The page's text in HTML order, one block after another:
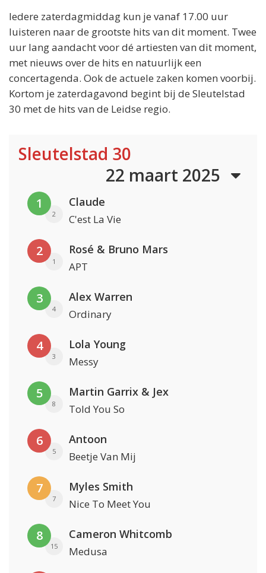
Iedere zaterdagmiddag kun je vanaf 17.00 uur
luisteren naar de grootste hits van dit moment. Twee
uur lang aandacht voor dé artiesten van dit moment,
met nieuws over de hits en natuurlijk een
concertagenda. Ook de actuele zaken komen voorbij.
Kortom je zaterdagavond begint bij de Sleutelstad
30 met de hits van de Leidse regio.
Sleutelstad 30
22 maart 2025
1
2
Claude
C'est La Vie
2
1
Rosé & Bruno Mars
APT
3
4
Alex Warren
Ordinary
4
3
Lola Young
Messy
5
8
Martin Garrix & Jex
Told You So
6
5
Antoon
Beetje Van Mij
7
7
Myles Smith
Nice To Meet You
8
15
Cameron Whitcomb
Medusa